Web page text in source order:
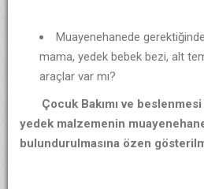
Muayenehanede
mama, yedek bebek bezi, alt
araçlar var mı?
Çocuk Bakımı ve
yedek malzemenin
bulundurulmasına özen